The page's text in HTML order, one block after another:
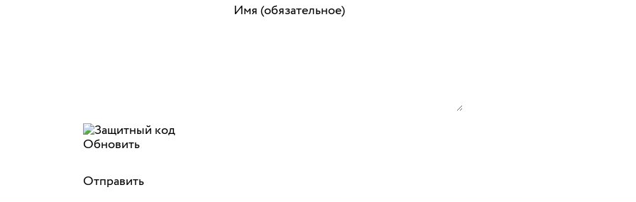
Имя (обязательное)
Обновить
Отправить